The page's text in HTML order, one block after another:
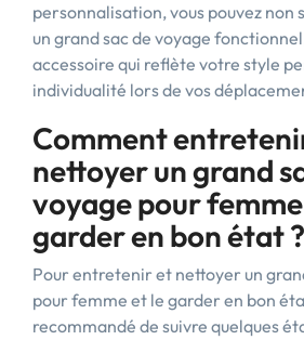
personnalisation, vous pouvez
un grand sac de voyage
accessoire qui reflète votre style
individualité lors de vos
Comment
nettoyer un grand
voyage pour
garder en bon état ?
Pour entretenir et nettoyer un
pour femme et le garder en bon
recommandé de suivre quelques